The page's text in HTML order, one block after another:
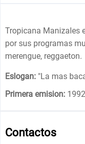
Tropicana Manizales
por sus programas
merengue, reggaeton.
Eslogan: "La mas
Primera emision: 1992
Contactos